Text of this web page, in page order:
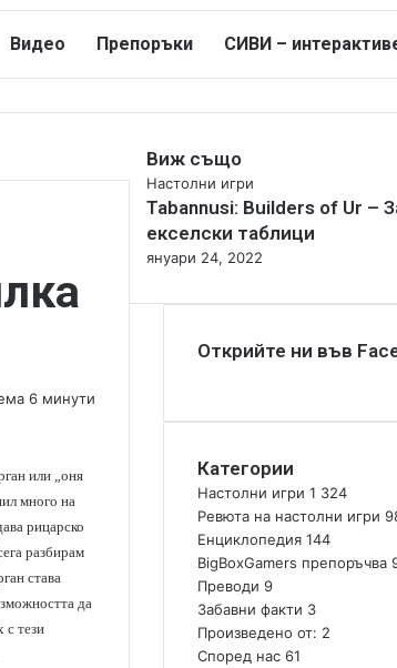
Видео Препоръки СИВИ –
6 минути
или „оня
много на
рицарско
разбирам
става
да
с тези
Виж също
C
l
o
s
Настолни игри
Tabannusi: Builders of Ur –
екселски таблици
януари 24, 2022
Открийте ни във
Категории
Настолни игри 1 324
Ревюта на настолни игри
Енциклопедия 144
BigBoxGamers препоръчва
Преводи 9
Забавни факти 3
Произведено от: 2
Според нас 61